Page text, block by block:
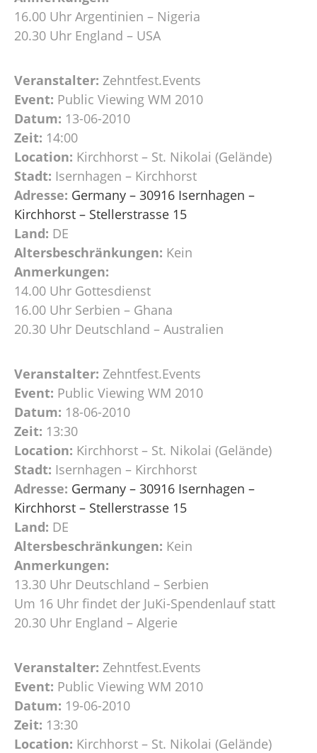
16.00 Uhr Argentinien – Nigeria
20.30 Uhr England – USA
Veranstalter: Zehntfest.Events
Event: Public Viewing WM 2010
Datum: 13-06-2010
Zeit: 14:00
Location: Kirchhorst – St. Nikolai (Gelände)
Stadt: Isernhagen – Kirchhorst
Adresse: Germany – 30916 Isernhagen –
Kirchhorst – Stellerstrasse 15
Land: DE
Altersbeschränkungen: Kein
Anmerkungen:
14.00 Uhr Gottesdienst
16.00 Uhr Serbien – Ghana
20.30 Uhr Deutschland – Australien
Veranstalter: Zehntfest.Events
Event: Public Viewing WM 2010
Datum: 18-06-2010
Zeit: 13:30
Location: Kirchhorst – St. Nikolai (Gelände)
Stadt: Isernhagen – Kirchhorst
Adresse: Germany – 30916 Isernhagen –
Kirchhorst – Stellerstrasse 15
Land: DE
Altersbeschränkungen: Kein
Anmerkungen:
13.30 Uhr Deutschland – Serbien
Um 16 Uhr findet der JuKi-Spendenlauf statt
20.30 Uhr England – Algerie
Veranstalter: Zehntfest.Events
Event: Public Viewing WM 2010
Datum: 19-06-2010
Zeit: 13:30
Location: Kirchhorst – St. Nikolai (Gelände)